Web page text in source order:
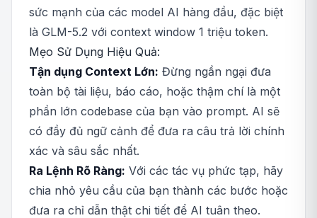
sức mạnh của các model AI hàng đầu, đặc biệt
là GLM-5.2 với context window 1 triệu token.
Mẹo Sử Dụng Hiệu Quả:
Tận dụng Context Lớn: Đừng ngần ngại đưa
toàn bộ tài liệu, báo cáo, hoặc thậm chí là một
phần lớn codebase của bạn vào prompt. AI sẽ
có đầy đủ ngữ cảnh để đưa ra câu trả lời chính
xác và sâu sắc nhất.
Ra Lệnh Rõ Ràng: Với các tác vụ phức tạp, hãy
chia nhỏ yêu cầu của bạn thành các bước hoặc
đưa ra chỉ dẫn thật chi tiết để AI tuân theo.